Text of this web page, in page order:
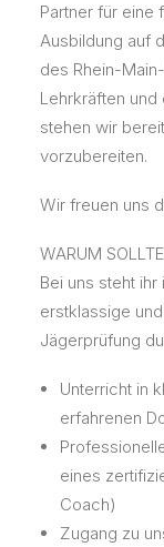
Partner für eine
Ausbildung auf
des Rhein-
Lehrkräften
stehen wir
vorzubereiten.
Wir freuen uns
WARUM
Bei uns steht
erstklassige
Jägerprüfung
Unterricht in
erfahrenen
eines
Coach)
Zugang zu